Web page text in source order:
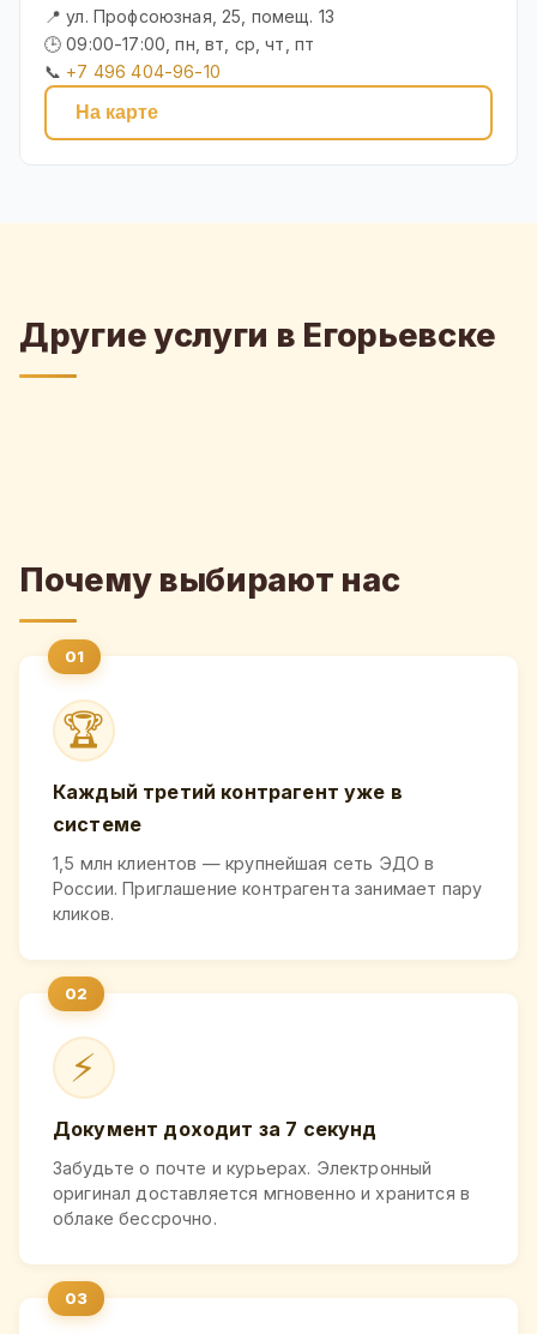
📍 ул. Профсоюзная, 25, помещ. 13
🕒 09:00-17:00, пн, вт, ср, чт, пт
📞 +7 496 404-96-10
На карте
Другие услуги в Егорьевске
Почему выбирают нас
🏆
Каждый третий контрагент уже в
системе
1,5 млн клиентов — крупнейшая сеть ЭДО в
России. Приглашение контрагента занимает пару
кликов.
⚡
Документ доходит за 7 секунд
Забудьте о почте и курьерах. Электронный
оригинал доставляется мгновенно и хранится в
облаке бессрочно.